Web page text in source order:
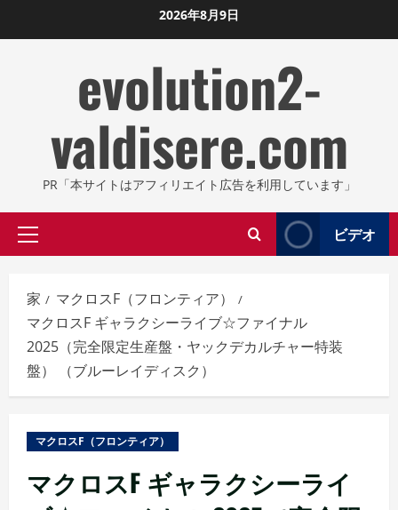
ン
2026年8月9日
evolution2-
valdisere.com
PR「本サイトはアフィリエイト広告を利用しています」
プ
イ
マ
リ
メ
ニ
ュ
ビデオ
家
マクロスF（フロンティア）
マクロスF ギャラクシーライブ☆ファイナル
2025（完全限定生産盤・ヤックデカルチャー特装
盤） （ブルーレイディスク）
マクロスF（フロンティア）
マクロスF ギャラクシーライ